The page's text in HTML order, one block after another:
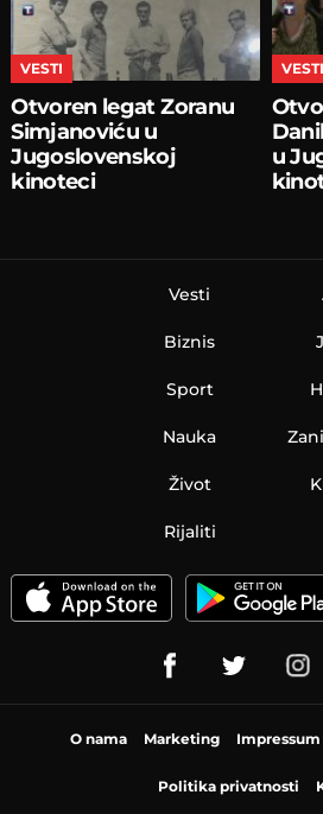
VESTI
Otvoren legat Zoranu
Simjanoviću u
Jugoslovenskoj
kinoteci
VESTI
u
Vesti
Biznis
Sport
Nauka
Život
Rijaliti
O nama Marketing Impressum
Politika privatnosti